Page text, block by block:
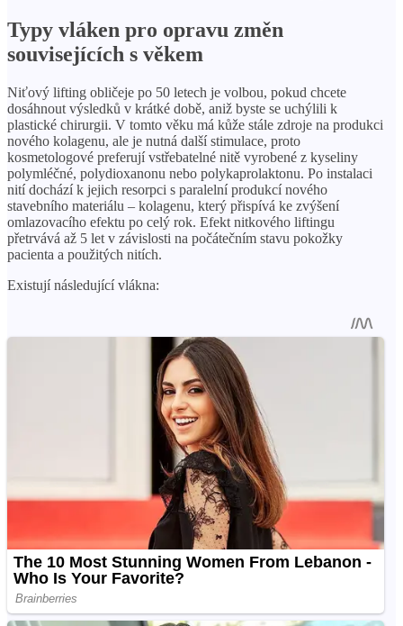
Typy vláken pro opravu změn
souvisejících s věkem
Niťový lifting obličeje po 50 letech je volbou, pokud chcete
dosáhnout výsledků v krátké době, aniž byste se uchýlili k
plastické chirurgii. V tomto věku má kůže stále zdroje na produkci
nového kolagenu, ale je nutná další stimulace, proto
kosmetologové preferují vstřebatelné nitě vyrobené z kyseliny
polymléčné, polydioxanonu nebo polykaprolaktonu. Po instalaci
nití dochází k jejich resorpci s paralelní produkcí nového
stavebního materiálu – kolagenu, který přispívá ke zvýšení
omlazovacího efektu po celý rok. Efekt nitkového liftingu
přetrvává až 5 let v závislosti na počátečním stavu pokožky
pacienta a použitých nitích.
Existují následující vlákna: